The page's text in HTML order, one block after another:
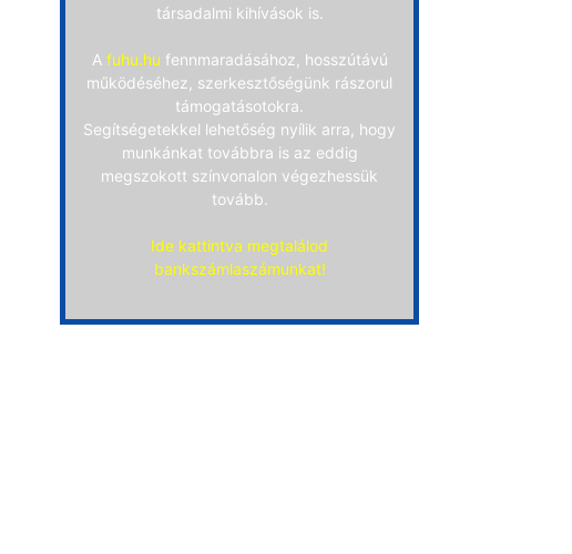
társadalmi kihívások is.
A fuhu.hu fennmaradásához, hosszútávú
működéséhez, szerkesztőségünk rászorul
támogatásotokra.
Segítségetekkel lehetőség nyílik arra, hogy
munkánkat továbbra is az eddig
megszokott színvonalon végezhessük
tovább.
Ide kattintva megtalálod
bankszámlaszámunkat!